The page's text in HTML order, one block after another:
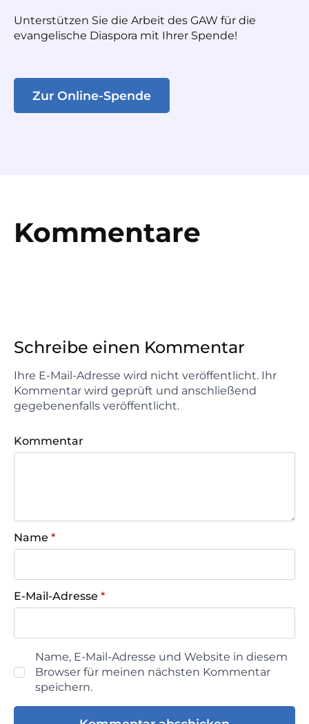
Unterstützen Sie die Arbeit des GAW für die
evangelische Diaspora mit Ihrer Spende!
Zur Online-Spende
Kommentare
Schreibe einen Kommentar
Ihre E-Mail-Adresse wird nicht veröffentlicht. Ihr
Kommentar wird geprüft und anschließend
gegebenenfalls veröffentlicht.
Kommentar
Name *
E-Mail-Adresse *
Name, E-Mail-Adresse und Website in diesem
Browser für meinen nächsten Kommentar
speichern.